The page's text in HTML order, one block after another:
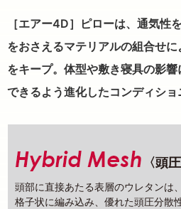
［エアー4D］ピローは、通気性
をおさえるマテリアルの組合せ
をキープ。体型や敷き寝具の影
できるよう進化したコンディショ
〈頭
頭部に直接あたる表層のウレタンは
格子状に編み込み、優れた頭圧分散